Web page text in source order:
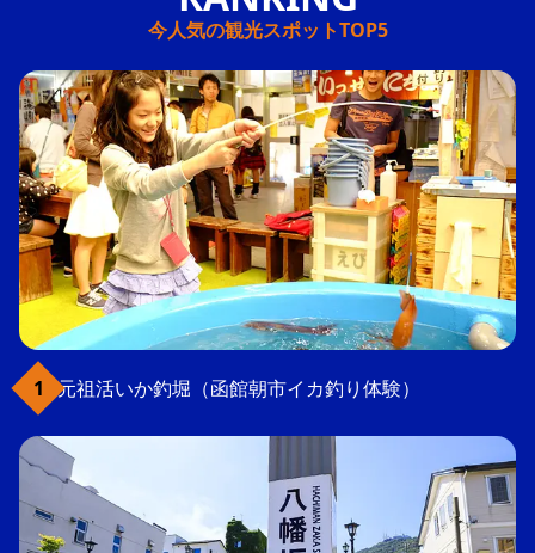
今人気の観光スポットTOP5
元祖活いか釣堀（函館朝市イカ釣り体験）